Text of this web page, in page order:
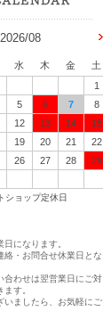
2026/08
水 木 金
土
1
5 6 7
8
12 13 14
15
19 20 21
22
26 27 28
29
ショップ定休日
になります。
絡・お問合せ休業日とな
合わせは翌営業日にご対
す。
いましたら、お気軽にご